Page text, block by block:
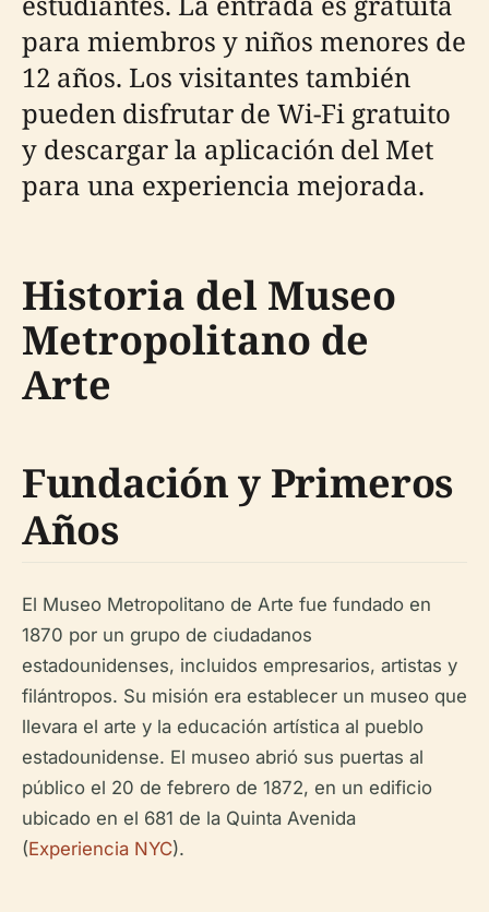
para miembros y niños menores de
12 años. Los visitantes también
pueden disfrutar de Wi-Fi gratuito
y descargar la aplicación del Met
para una experiencia mejorada.
Historia del Museo
Metropolitano de
Arte
Fundación y Primeros
Años
El Museo Metropolitano de Arte fue fundado en
1870 por un grupo de ciudadanos
estadounidenses, incluidos empresarios, artistas y
filántropos. Su misión era establecer un museo que
llevara el arte y la educación artística al pueblo
estadounidense. El museo abrió sus puertas al
público el 20 de febrero de 1872, en un edificio
ubicado en el 681 de la Quinta Avenida
(Experiencia NYC).